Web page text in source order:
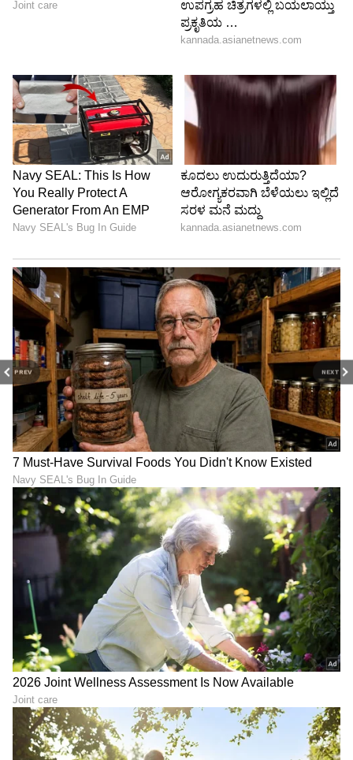
PREV NEXT